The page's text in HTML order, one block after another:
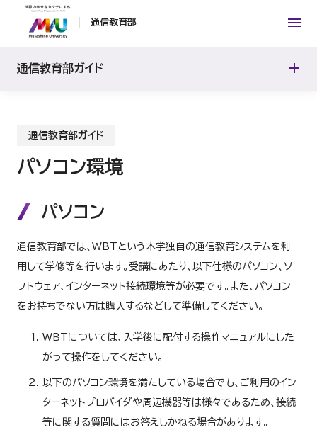
通信教育部
通信教育部ガイド
パソコン環境
パソコン
通信教育部では、WBTという本学独自の通信教育システムを利
用して学修等を行います。受講にあたり、以下仕様のパソコン、ソ
フトウェア、インターネット接続環境等が必要です。また、パソコン
をお持ちでない方は購入するなどして準備してください。
WBTについては、入学後に配付する操作マニュアルにした
がって操作をしてください。
以下のパソコン環境を満たしている場合でも、ご利用のイン
ターネットプロバイダや周辺機器等は様々であるため、接続
等に関する質問にはお答えしかねる場合があります。
通信教育部ガイド
履修登録
卒業・修了
テスト
シラバス
学修計画モデル
学費・奨学金
学費等の納入方法
証明書・届出